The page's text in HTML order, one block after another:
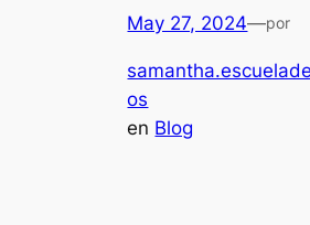
May 27, 2024—por
os
en Blog